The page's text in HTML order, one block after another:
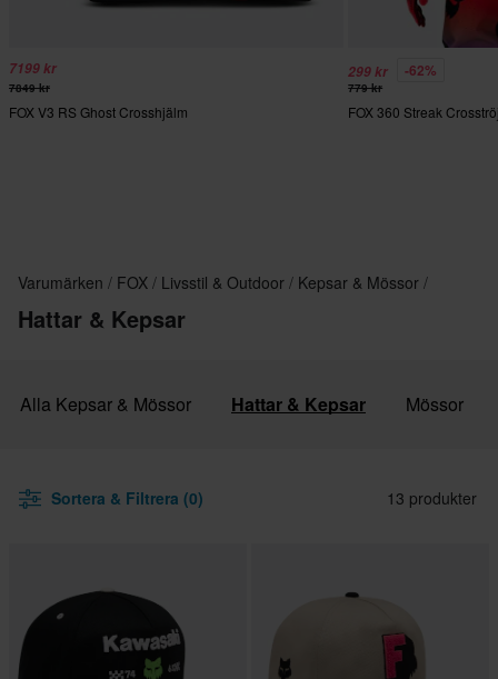
7199 kr
7849 kr
FOX V3 RS Ghost Crosshjälm
299 kr -62%
779 kr
FOX 360 Streak
Varumärken FOX Livsstil & Outdoor Kepsar & Mössor
Hattar & Kepsar
Alla Kepsar & Mössor Hattar & Kepsar Mössor
Sortera & Filtrera (0) 13 produkter